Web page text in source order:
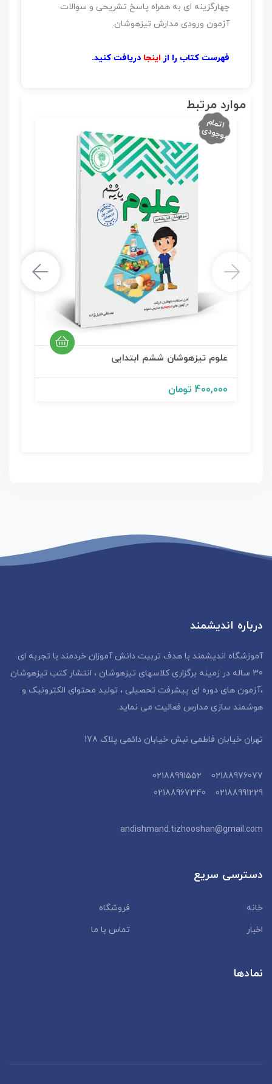
چهارگزینه ای به همراه پاسخ تشریحی و سوالات
آزمون ورودی مدارش تیزهوشان.
فهرست کتاب را از اینجا دریافت کنید.
موارد مرتبط
اتما
م
مو
جود
ی !
علوم تیزهوشان ششم ابتدایی
400,000 تومان
درباره اندیشمند
آموزشگاه اندیشمند با هدف تربیت دانش آموزان خردمند با تجربه ای
30 ساله در زمینه برگزاری کلاسهای تیزهوشان ، انتشار کتب تیزهوشان
،آزمون های دوره ای پیشرفت تحصیلی ، تولید محتوای الکترونیک و
هوشمند سازی مدارس فعالیت می نماید.
تهران خیابان فاطمی نبش خیابان دائمی پلاک 178
02188976077 02188991552
02188991229 02188967340
andishmand.tizhooshan@gmail.com
دسترسی سریع
خانه
فروشگاه
اخبار
تماس با ما
نمادها